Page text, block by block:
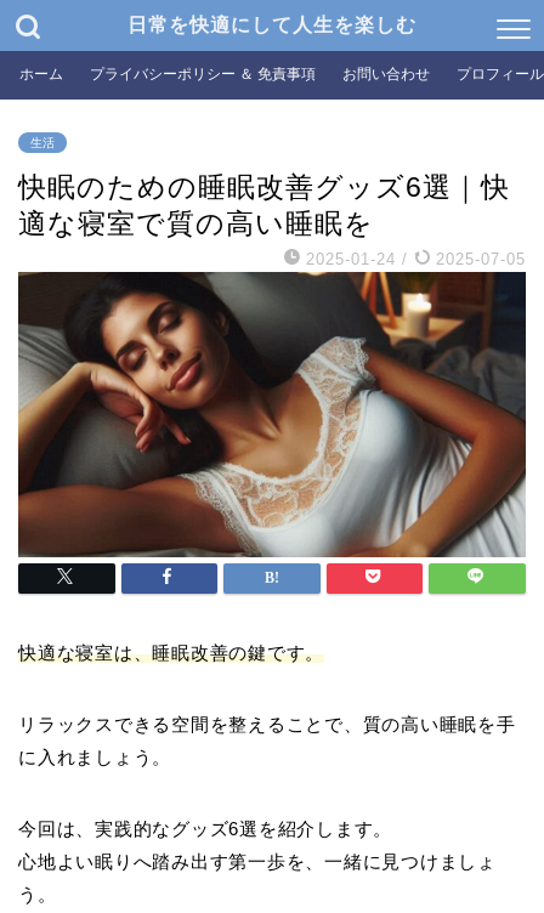
日常を快適にして人生を楽しむ
ホーム プライバシーポリシー ＆ 免責事項 お問い合わせ プロフィール
生活
快眠のための睡眠改善グッズ6選｜快
適な寝室で質の高い睡眠を
2025-01-24 / 2025-07-05
快適な寝室は、睡眠改善の鍵です。
リラックスできる空間を整えることで、質の高い睡眠を手
に入れましょう。
今回は、実践的なグッズ6選を紹介します。
心地よい眠りへ踏み出す第一歩を、一緒に見つけましょ
う。